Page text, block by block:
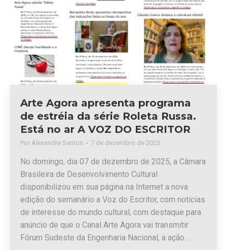
Arte Agora apresenta programa
de estréia da série Roleta Russa.
Está no ar A VOZ DO ESCRITOR
Por Alexandre Santos 7 de dezembro de 2025
No domingo, dia 07 de dezembro de 2025, a Câmara
Brasileira de Desenvolvimento Cultural
disponibilizou em sua página na Internet a nova
edição do semanário a Voz do Escritor, com notícias
de interesse do mundo cultural, com destaque para
anúncio de que o Canal Arte Agora vai transmitir
Fórum Sudeste da Engenharia Nacional, a ação…